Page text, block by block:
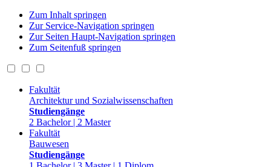
Zum Inhalt springen
Zur Service-Navigation springen
Zur Seiten Haupt-Navigation springen
Zum Seitenfuß springen
Fakultät
Architektur und Sozialwissenschaften
Studiengänge
2 Bachelor | 2 Master
Fakultät
Bauwesen
Studiengänge